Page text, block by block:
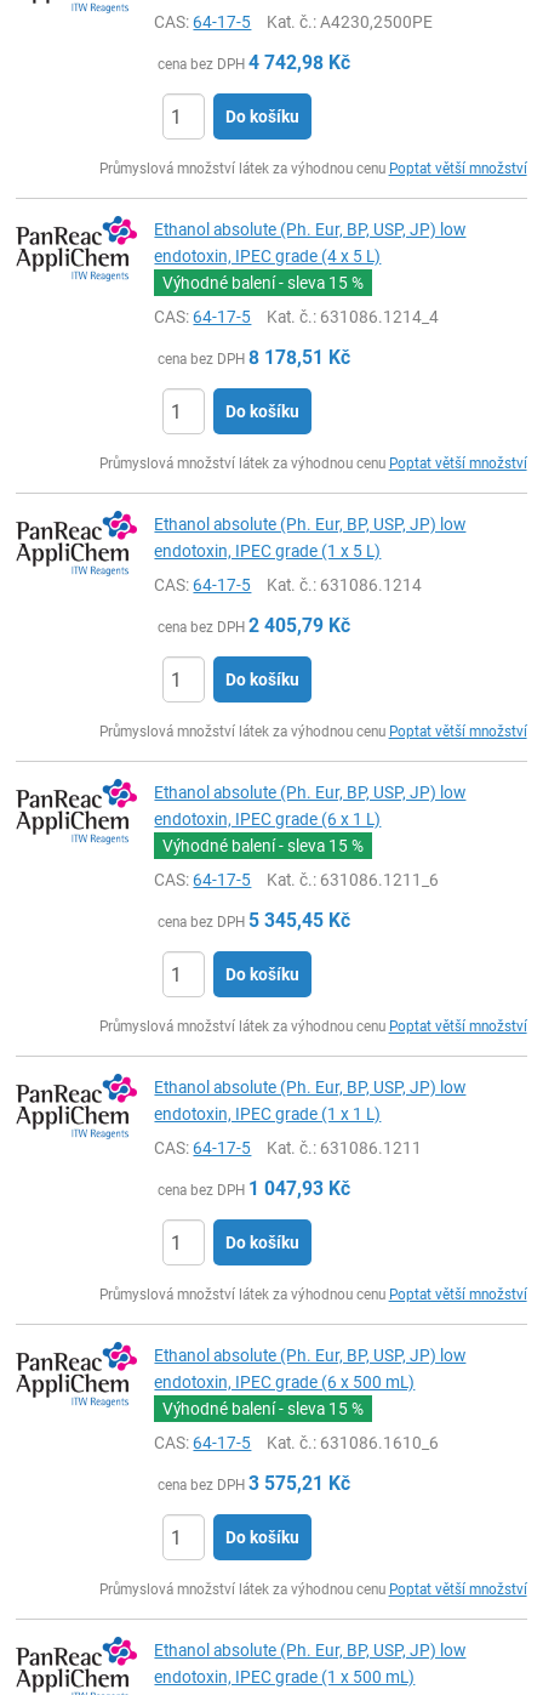
CAS:64-17-5 Kat. č.: A4230,2500PE
cena bez DPH 4 742,98 Kč
Do košíku
Průmyslová množství látek za výhodnou cenu Poptat větší množství
Ethanol absolute (Ph. Eur, BP, USP, JP) low
endotoxin, IPEC grade (4 x 5 L)
Výhodné balení - sleva 15 %
CAS:64-17-5 Kat. č.: 631086.1214_4
cena bez DPH 8 178,51 Kč
Do košíku
Průmyslová množství látek za výhodnou cenu Poptat větší množství
Ethanol absolute (Ph. Eur, BP, USP, JP) low
endotoxin, IPEC grade (1 x 5 L)
CAS:64-17-5 Kat. č.: 631086.1214
cena bez DPH 2 405,79 Kč
Do košíku
Průmyslová množství látek za výhodnou cenu Poptat větší množství
Ethanol absolute (Ph. Eur, BP, USP, JP) low
endotoxin, IPEC grade (6 x 1 L)
Výhodné balení - sleva 15 %
CAS:64-17-5 Kat. č.: 631086.1211_6
cena bez DPH 5 345,45 Kč
Do košíku
Průmyslová množství látek za výhodnou cenu Poptat větší množství
Ethanol absolute (Ph. Eur, BP, USP, JP) low
endotoxin, IPEC grade (1 x 1 L)
CAS:64-17-5 Kat. č.: 631086.1211
cena bez DPH 1 047,93 Kč
Do košíku
Průmyslová množství látek za výhodnou cenu Poptat větší množství
Ethanol absolute (Ph. Eur, BP, USP, JP) low
endotoxin, IPEC grade (6 x 500 mL)
Výhodné balení - sleva 15 %
CAS:64-17-5 Kat. č.: 631086.1610_6
cena bez DPH 3 575,21 Kč
Do košíku
Průmyslová množství látek za výhodnou cenu Poptat větší množství
Ethanol absolute (Ph. Eur, BP, USP, JP) low
endotoxin, IPEC grade (1 x 500 mL)